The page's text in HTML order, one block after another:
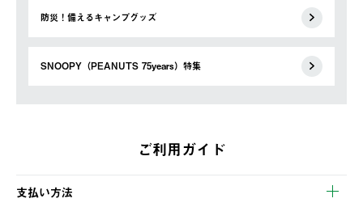
防災！備えるキャンプグッズ
SNOOPY（PEANUTS 75years）特集
ご利用ガイド
支払い方法